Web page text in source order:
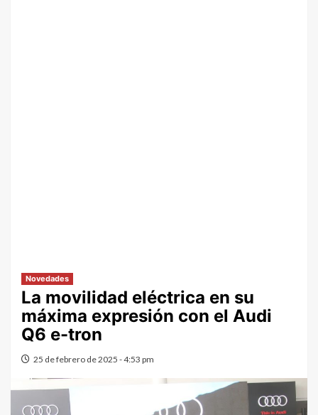
Novedades
La movilidad eléctrica en su
máxima expresión con el Audi
Q6 e-tron
25 de febrero de 2025 - 4:53 pm